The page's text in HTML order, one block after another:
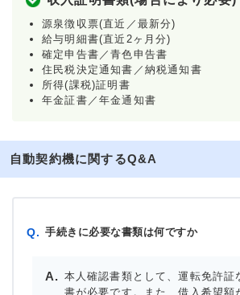
源泉徴収票(直近／最新分)
給与明細書(直近2ヶ月分)
確定申告書／青色申告書
住民税決定通知書／納税通知書
所得(課税)証明書
年金証書／年金通知書
自動契約機に関するQ&A
Q. 手続きに必要な書類は何ですか
本人確認書類として、運転免許証
書が必要です。また、借入希望額